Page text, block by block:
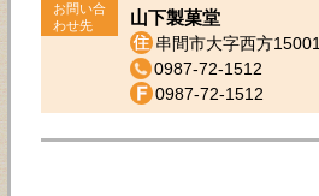
お問い合
わせ先
山下製菓堂
串間市大字西方15001
0987-72-1512
0987-72-1512